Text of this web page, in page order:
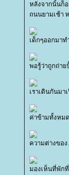
หลังจากนั้นก็
ถนนยามเช้า
เด็กๆออกมา
พอรู้ว่าถูกถ่า
เราเดินกันม
ค่าข้ามทั้งหม
ความต่างของ
มองเห็นที่พัก